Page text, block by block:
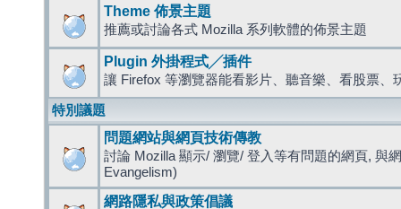
Theme 佈景主題
推薦或討論各式 Mozilla 系列軟體的佈景主題
Plugin 外掛程式╱插件
讓 Firefox 等瀏覽器能看影片、聽音樂、看股票、
特別議題
問題網站與網頁技術傳教
討論 Mozilla 顯示/ 瀏覽/ 登入等有問題的網頁, 與
Evangelism)
網路隱私與政策倡議